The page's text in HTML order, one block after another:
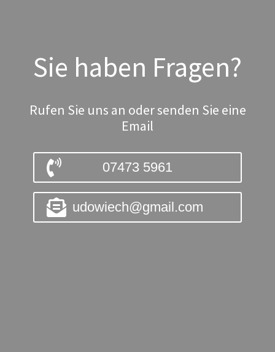
Sie haben Fragen?
Rufen Sie uns an oder senden Sie eine
Email
07473 5961
udowiech@gmail.com